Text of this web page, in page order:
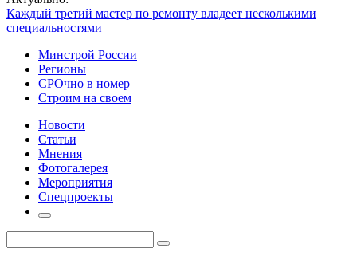
Каждый третий мастер по ремонту владеет несколькими
специальностями
Минстрой России
Регионы
СРОчно в номер
Строим на своем
Новости
Статьи
Мнения
Фотогалерея
Мероприятия
Спецпроекты